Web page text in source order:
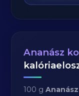
Ananász
100 g